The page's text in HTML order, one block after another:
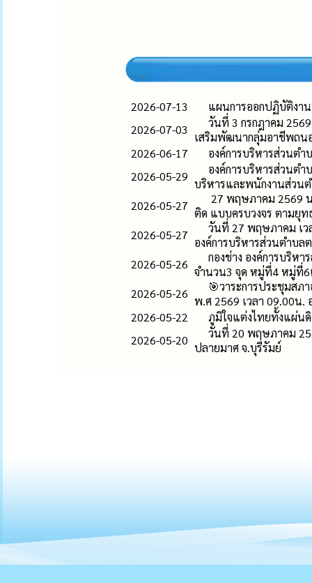
2026-07-13
แผนการออกปฏิบัติงา
2026-07-03
วันที่ 3 กรกฎาคม
เสริมพัฒนากลุ่มอาชีพถน
2026-06-17
องค์การบริหารส่วนต
2026-05-29
องค์การบริหารส่วนต
บริหารและพนักงานส่วน
2026-05-27
27 พฤษภาคม 2569
ติด แบบครบวงจร ตามยุท
2026-05-27
วันที่ 27 พฤษภาคม เว
องค์การบริหารส่วนตำบ
2026-05-26
กองช่าง องค์การบริห
จำนวน3 จุด หมู่ที่4 หมู่ที่6
2026-05-26
🎯วาระการประชุมส
พ.ศ 2569 เวลา 09.00น.
2026-05-22
ภูมิใจแต่งไทยทั้งแผ่น
2026-05-20
วันที่ 20 พฤษภาคม
ปลายมาศ จ.บุรีรัมย์